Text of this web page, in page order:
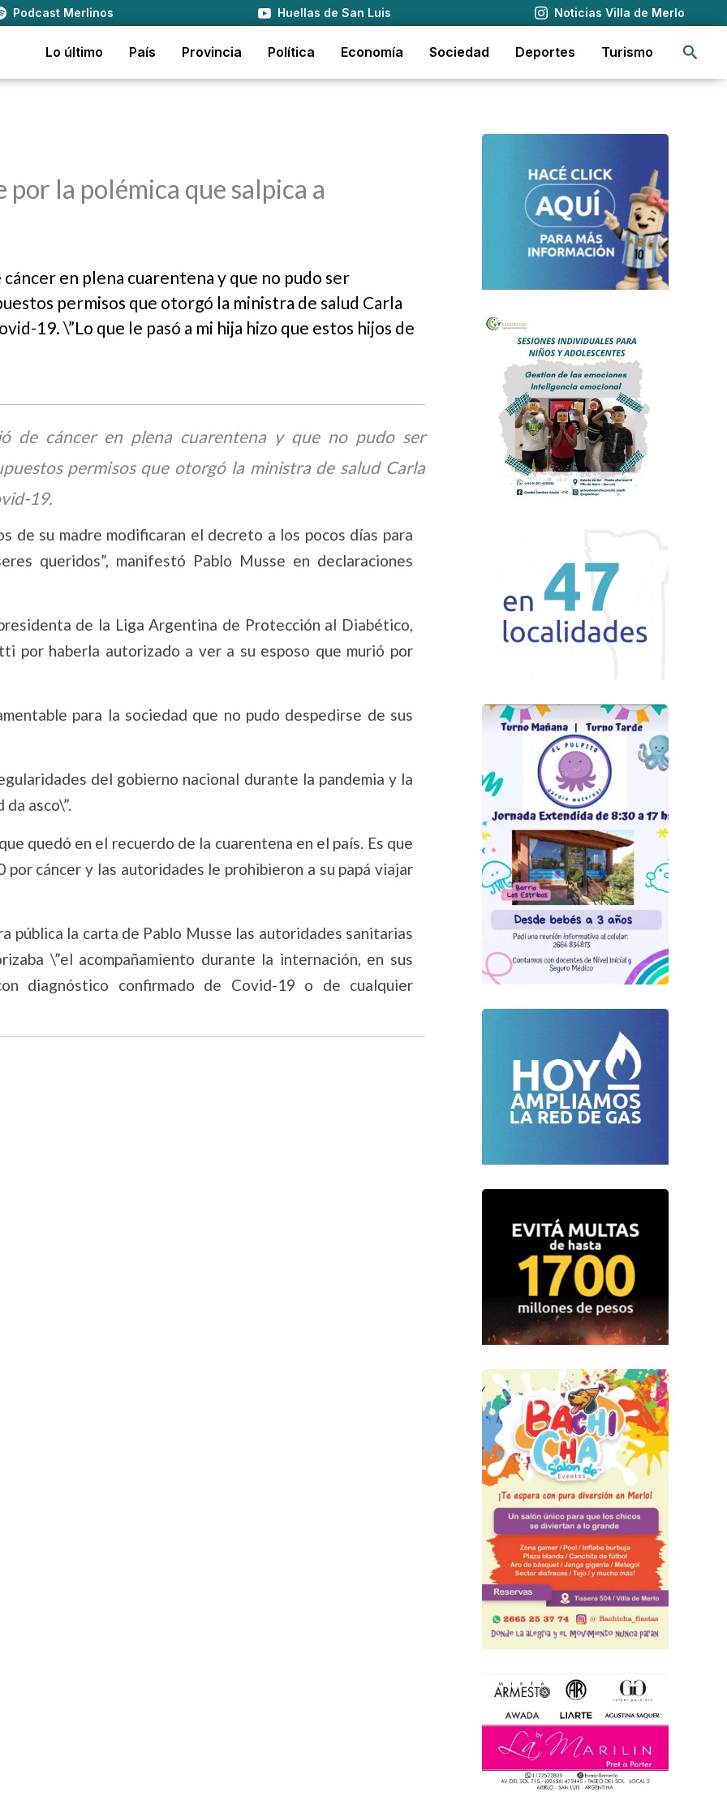
Podcast Merlinos Huellas de San Luis Noticias Villa de Merlo
Lo último País Provincia Política Economía Sociedad Deportes Turismo
por la polémica que salpica a
en plena cuarentena y que no pudo ser
permisos que otorgó la ministra de salud Carla
19. \”Lo que le pasó a mi hija hizo que estos hijos de
de cáncer en plena cuarentena y que no pudo ser
permisos que otorgó la ministra de salud Carla
19.
de su madre modificaran el decreto a los pocos días para
queridos”, manifestó Pablo Musse en declaraciones
de la Liga Argentina de Protección al Diabético,
por haberla autorizado a ver a su esposo que murió por
para la sociedad que no pudo despedirse de sus
del gobierno nacional durante la pandemia y la
asco\”.
quedó en el recuerdo de la cuarentena en el país. Es que
cáncer y las autoridades le prohibieron a su papá viajar
pública la carta de Pablo Musse las autoridades sanitarias
\”el acompañamiento durante la internación, en sus
diagnóstico confirmado de Covid-19 o de cualquier